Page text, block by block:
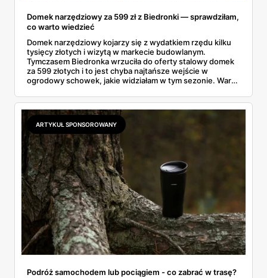
Domek narzędziowy za 599 zł z Biedronki — sprawdziłam,
co warto wiedzieć
Domek narzędziowy kojarzy się z wydatkiem rzędu kilku
tysięcy złotych i wizytą w markecie budowlanym.
Tymczasem Biedronka wrzuciła do oferty stalowy domek
za 599 złotych i to jest chyba najtańsze wejście w
ogrodowy schowek, jakie widziałam w tym sezonie. Warto
obiekt trzeba gdzieś zgłaszać i jak przygotować miejsce,
żeby konstrukcja nie odleciała przy pierwszej jesiennej
wichurze.
ARTYKUŁ SPONSOROWANY
Podróż samochodem lub pociągiem - co zabrać w trasę?